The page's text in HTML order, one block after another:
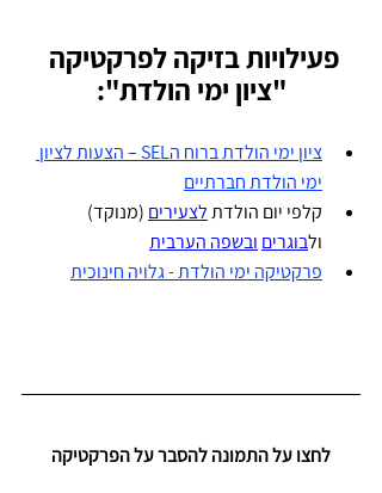
פעילויות בזיקה לפרקטיקה
"ציון ימי הולדת":
ציון ימי הולדת ברוח הSEL – הצעות לציון
ימי הולדת חברתיים
קלפי יום הולדתלצעירים (מנוקד)
ולבוגרים ובשפה הערבית
פרקטיקה ימי הולדת - גלויה חינוכית
לחצו על התמונה להסבר על הפרקטיקה